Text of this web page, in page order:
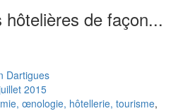
de façon...
Dartigues
llet 2015
œnologie, hôtellerie, tourisme,